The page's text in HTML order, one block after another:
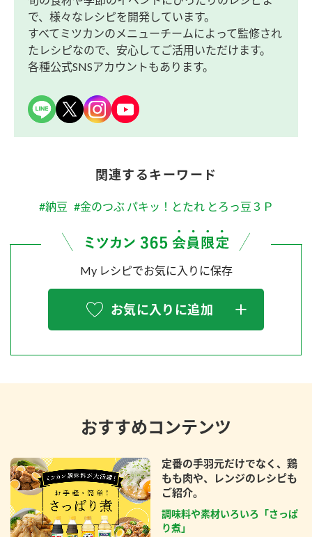
で、様々なレシピを開発しています。
すべてミツカンのメニューチームによって監修され
たレシピなので、安心してご活用いただけます。
各種公式SNSアカウントもあります。
関連するキーワード
#納豆 #金のつぶ パキッ！とたれ とろっ豆３Ｐ
My レシピでお気に入りに保存
お気に入りに追加
おすすめコンテンツ
定番の手羽元だけでなく、鶏
もも肉や、レンジのレシピも
ご紹介。
調味料や素材いろいろ「さっぱ
り煮」